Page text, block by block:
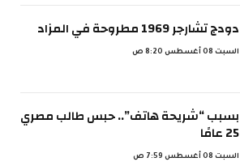
دودج تشارجر 1969 مطروحة في المزاد
السبت 08 أغسطس 8:20 ص
بسبب “شريحة هاتف”.. حبس طالب مصري
25 عامًا
السبت 08 أغسطس 7:59 ص